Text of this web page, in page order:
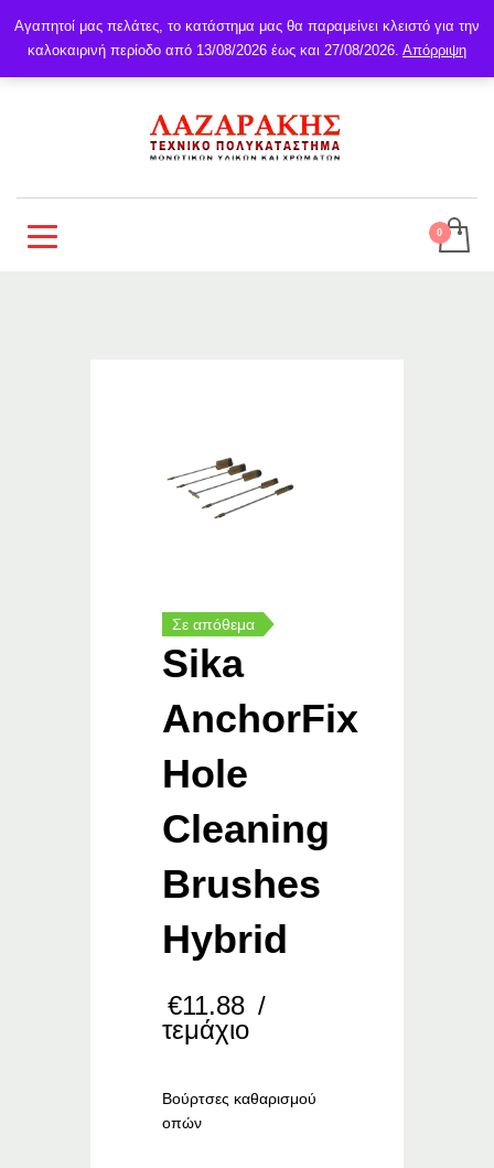
Σε απόθεμα
Sika
AnchorFix
Hole
Cleaning
Brushes
Hybrid
€11.88 /
τεμάχιο
Βούρτσες καθαρισμού
οπών
Αγαπητοί μας πελάτες, το κατάστημα μας θα παραμείνει κλειστό για την
καλοκαιρινή περίοδο από 13/08/2026 έως και 27/08/2026. Απόρριψη